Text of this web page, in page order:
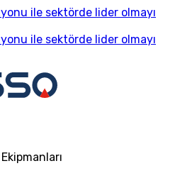
ile sektörde lider olmayı
ile sektörde lider olmayı